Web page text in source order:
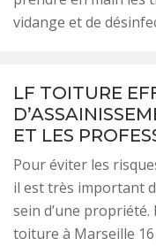
vidange et de
LF TOITURE
ET LES
Pour éviter les
il est très important
sein d’une
toiture à Marseille 16